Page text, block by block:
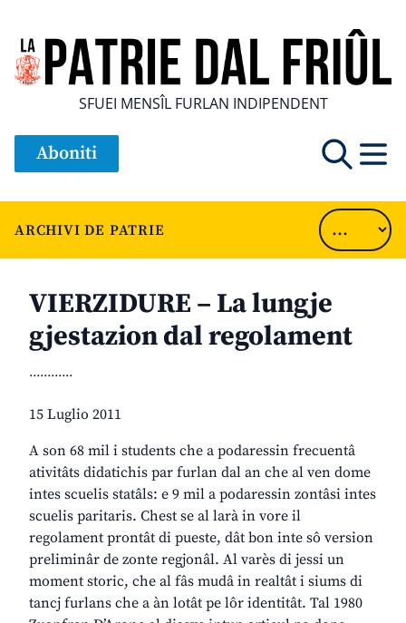
SFUEI MENSÎL FURLAN INDIPENDENT
Aboniti
ARCHIVI DE PATRIE
VIERZIDURE – La lungje
gjestazion dal regolament
............
15 Luglio 2011
A son 68 mil i students che a podaressin frecuentâ
ativitâts didatichis par furlan dal an che al ven dome
intes scuelis statâls: e 9 mil a podaressin zontâsi intes
scuelis paritaris. Chest se al larà in vore il
regolament prontât di pueste, dât bon inte sô version
preliminâr de zonte regjonâl. Al varès di jessi un
moment storic, che al fâs mudâ in realtât i siums di
tancj furlans che a àn lotât pe lôr identitât. Tal 1980